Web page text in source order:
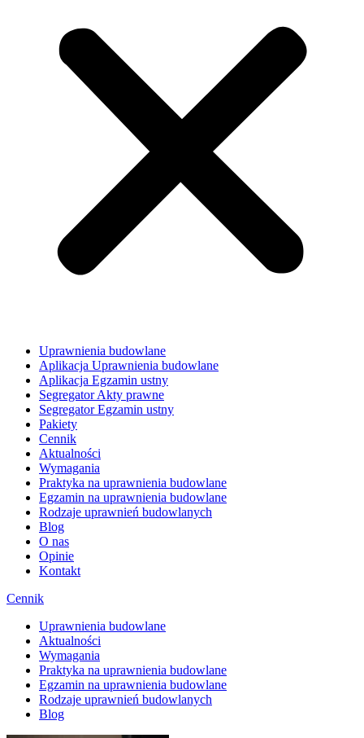
Uprawnienia budowlane
Aplikacja Uprawnienia budowlane
Aplikacja Egzamin ustny
Segregator Akty prawne
Segregator Egzamin ustny
Pakiety
Cennik
Aktualności
Wymagania
Praktyka na uprawnienia budowlane
Egzamin na uprawnienia budowlane
Rodzaje uprawnień budowlanych
Blog
O nas
Opinie
Kontakt
Cennik
Uprawnienia budowlane
Aktualności
Wymagania
Praktyka na uprawnienia budowlane
Egzamin na uprawnienia budowlane
Rodzaje uprawnień budowlanych
Blog